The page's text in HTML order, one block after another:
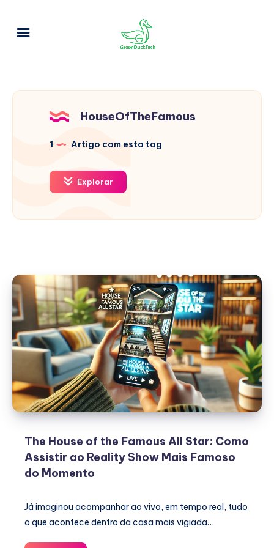
HouseOfTheFamous
1 Artigo com esta tag
Explorar
The House of the Famous All Star: Como
Assistir ao Reality Show Mais Famoso
do Momento
Já imaginou acompanhar ao vivo, em tempo real, tudo
o que acontece dentro da casa mais vigiada…